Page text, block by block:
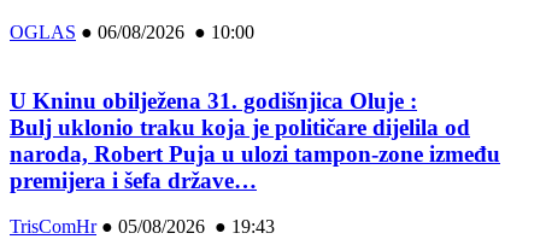
OGLAS ● 06/08/2026 ● 10:00
U Kninu obilježena 31. godišnjica Oluje :
Bulj uklonio traku koja je političare dijelila od
naroda, Robert Puja u ulozi tampon-zone između
premijera i šefa države…
TrisComHr● 05/08/2026 ● 19:43